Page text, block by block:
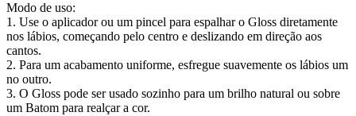
Modo de uso:
1. Use o aplicador ou um pincel para espalhar o Gloss diretamente
nos lábios, começando pelo centro e deslizando em direção aos
cantos.
2. Para um acabamento uniforme, esfregue suavemente os lábios um
no outro.
3. O Gloss pode ser usado sozinho para um brilho natural ou sobre
um Batom para realçar a cor.